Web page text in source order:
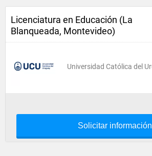
Licenciatura en Educación (La
Blanqueada, Montevideo)
Universidad Católica del
Solicitar información